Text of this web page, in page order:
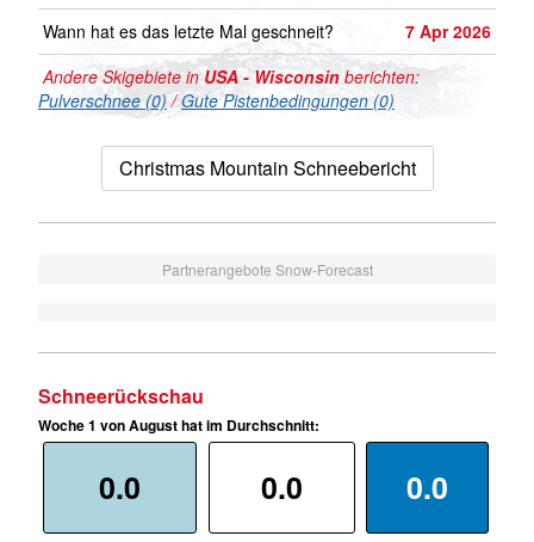
Wann hat es das letzte Mal geschneit?
7 Apr 2026
Andere Skigebiete inUSA - Wisconsin berichten:
Pulverschnee (0)/Gute Pistenbedingungen (0)
Christmas Mountain Schneebericht
Partnerangebote Snow-Forecast
Schneerückschau
Woche 1 von August hat im Durchschnitt:
0.0 0.0 0.0